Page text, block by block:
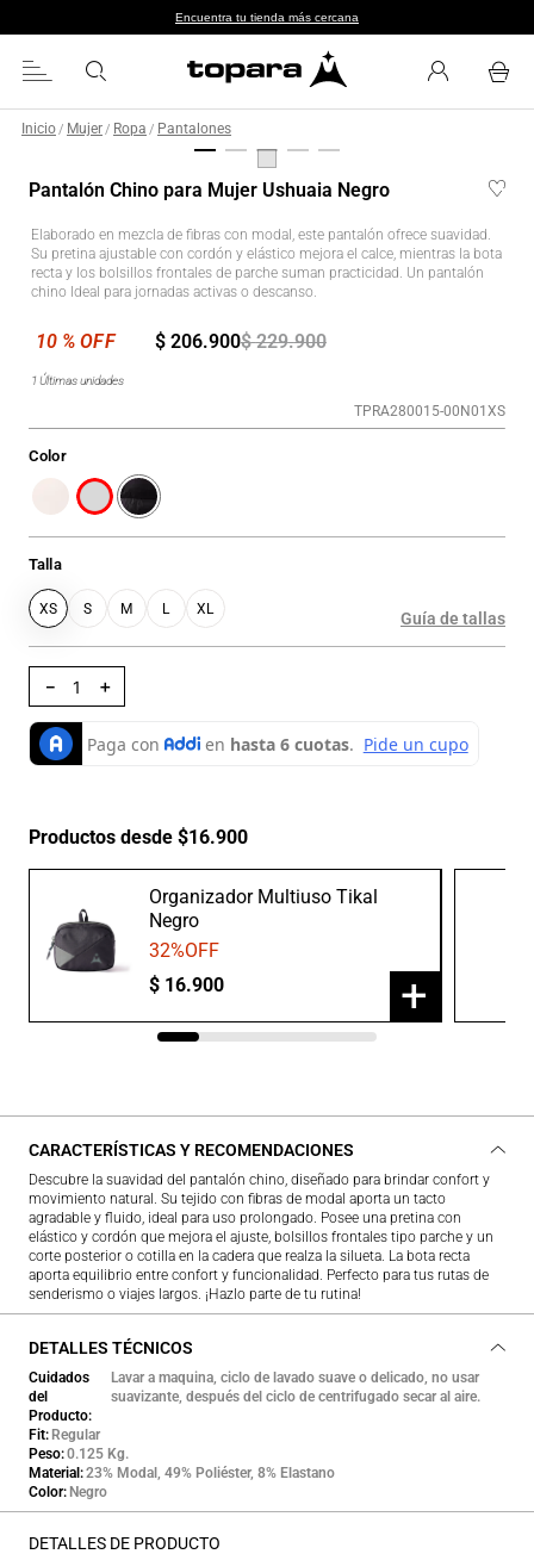
Encuentra tu tienda más cercana
Inicio / Mujer / Ropa / Pantalones
Pantalón Chino para Mujer Ushuaia Negro
Elaborado en mezcla de fibras con modal, este pantalón ofrece suavidad.
Su pretina ajustable con cordón y elástico mejora el calce, mientras la bota
recta y los bolsillos frontales de parche suman practicidad. Un pantalón
chino Ideal para jornadas activas o descanso.
$ 229.900
$ 206.900
1 Últimas unidades
TPRA280015-00N01XS
Talla
XS S M L XL
Color
Guía de tallas
＋
－
Productos desde $16.900
Organizador Multiuso Tikal
Negro
32%OFF
$ 16.900 +
CARACTERÍSTICAS Y RECOMENDACIONES
Descubre la suavidad del pantalón chino, diseñado para brindar confort y
movimiento natural. Su tejido con fibras de modal aporta un tacto
agradable y fluido, ideal para uso prolongado. Posee una pretina con
elástico y cordón que mejora el ajuste, bolsillos frontales tipo parche y un
corte posterior o cotilla en la cadera que realza la silueta. La bota recta
aporta equilibrio entre confort y funcionalidad. Perfecto para tus rutas de
senderismo o viajes largos. ¡Hazlo parte de tu rutina!
DETALLES TÉCNICOS
Cuidados
del
Producto
Lavar a maquina, ciclo de lavado suave o delicado, no usar
suavizante, después del ciclo de centrifugado secar al aire.
Fit Regular
Peso 0.125 Kg.
Material 23% Modal, 49% Poliéster, 8% Elastano
Color Negro
DETALLES DE PRODUCTO